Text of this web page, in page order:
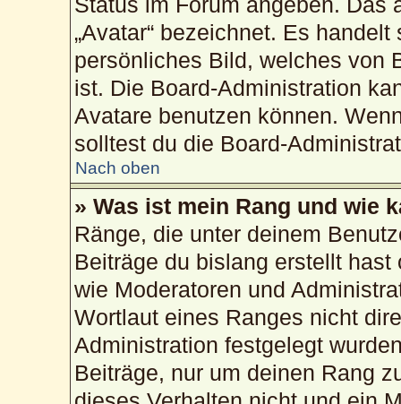
„Avatar“ bezeichnet. Es
persönliches Bild, welches von
ist. Die Board-Administration
Avatare benutzen können.
solltest du die Board-
Nach oben
» Was ist mein Rang und wie
Ränge, die unter deinem
Beiträge du bislang erstellt
wie Moderatoren und
Wortlaut eines Ranges nicht
Administration festgelegt
Beiträge, nur um deinen Rang